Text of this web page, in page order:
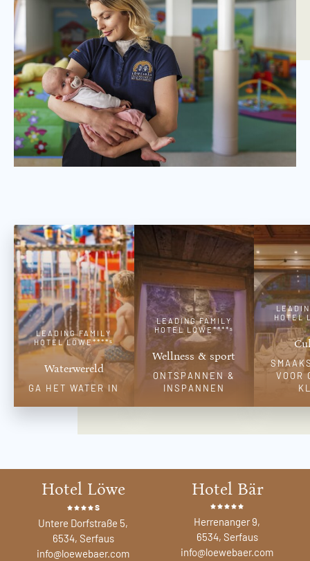
LEADING FAMILY
HOTEL LÖWE****ˢ
Waterwereld
GA HET WATER IN
LEADING FAMILY
HOTEL LÖWE****ˢ
Wellness & sport
ONTSPANNEN &
INSPANNEN
HOTEL
VOOR
Hotel Löwe
s
Untere Dorfstraße 5,
6534, Serfaus
info@loewebaer.com
Hotel Bär
Herrenanger 9,
6534, Serfaus
info@loewebaer.com